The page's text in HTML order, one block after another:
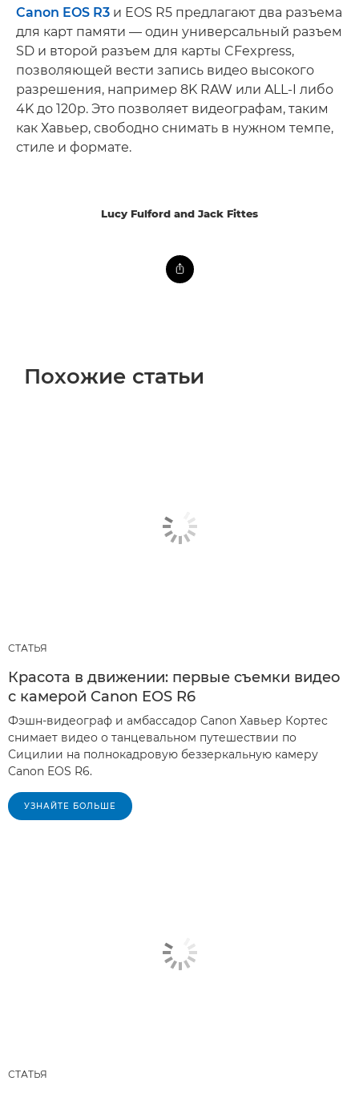
Canon EOS R3 и EOS R5 предлагают два разъема
для карт памяти — один универсальный разъем
SD и второй разъем для карты CFexpress,
позволяющей вести запись видео высокого
разрешения, например 8K RAW или ALL-I либо
4K до 120p. Это позволяет видеографам, таким
как Хавьер, свободно снимать в нужном темпе,
стиле и формате.
Lucy Fulford and Jack Fittes
Похожие статьи
СТАТЬЯ
Красота в движении: первые съемки видео
с камерой Canon EOS R6
Фэшн-видеограф и амбассадор Canon Хавьер Кортес
снимает видео о танцевальном путешествии по
Сицилии на полнокадровую беззеркальную камеру
Canon EOS R6.
УЗНАЙТЕ БОЛЬШЕ
СТАТЬЯ